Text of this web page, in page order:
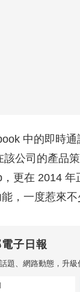
中的即時通
公司的產品
更在 2014 年
，一度惹來不
子日報
題、網路動態，升級